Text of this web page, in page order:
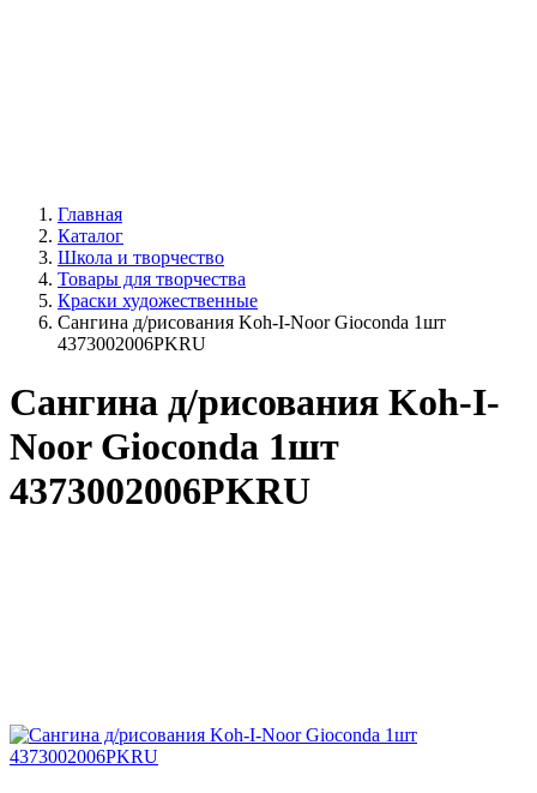
Главная
Каталог
Школа и творчество
Товары для творчества
Краски художественные
Сангина д/рисования Koh-I-Noor Gioconda 1шт
4373002006PKRU
Сангина д/рисования Koh-I-
Noor Gioconda 1шт
4373002006PKRU